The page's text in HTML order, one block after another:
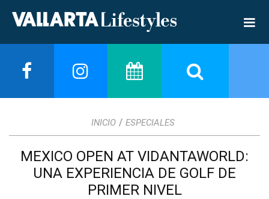
INICIO / ESPECIALES
MEXICO OPEN AT VIDANTAWORLD:
UNA EXPERIENCIA DE GOLF DE
PRIMER NIVEL